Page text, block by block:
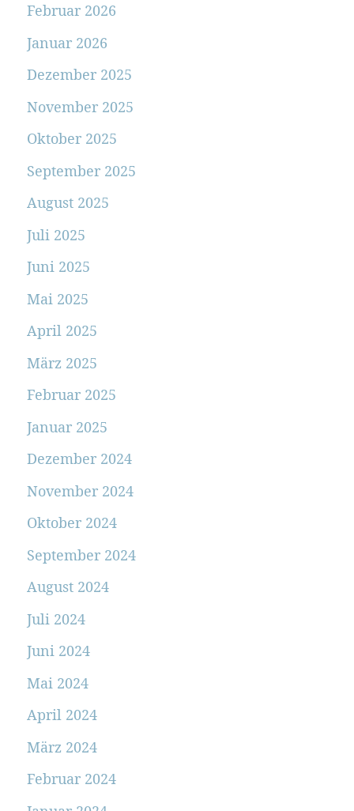
Februar 2026
Januar 2026
Dezember 2025
November 2025
Oktober 2025
September 2025
August 2025
Juli 2025
Juni 2025
Mai 2025
April 2025
März 2025
Februar 2025
Januar 2025
Dezember 2024
November 2024
Oktober 2024
September 2024
August 2024
Juli 2024
Juni 2024
Mai 2024
April 2024
März 2024
Februar 2024